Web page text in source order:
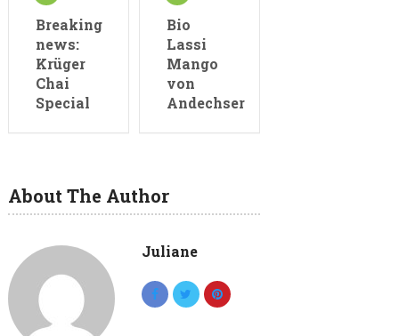
Breaking
news:
Krüger
Chai
Special
Bio
Lassi
Mango
von
Andechser
About The Author
Juliane